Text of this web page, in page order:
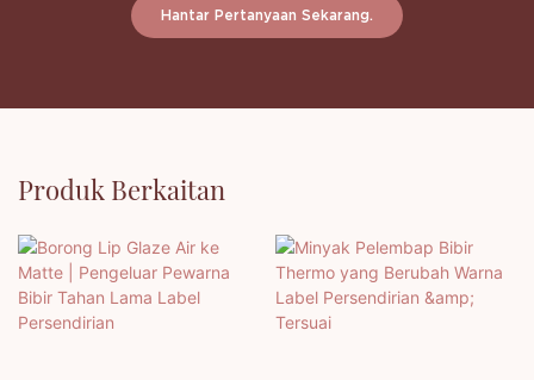
Hantar Pertanyaan Sekarang.
Produk Berkaitan